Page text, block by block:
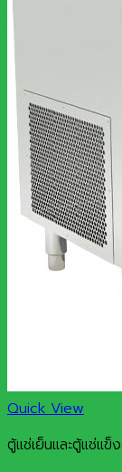
Quick View
ตู้แช่เย็นและตู้แช่แข็ง